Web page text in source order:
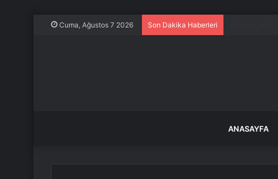
Cuma, Ağustos 7 2026 Son Dakika Haberleri
ANASAYFA